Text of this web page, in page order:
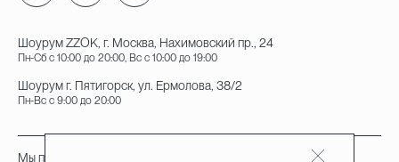
Шоурум ZZOK, г. Москва, Нахимовский пр., 24
Пн-Сб с 10:00 до 20:00, Вс с 10:00 до 19:00
Шоурум г. Пятигорск, ул. Ермолова, 38/2
Пн-Вс с 9:00 до 20:00
Мы принимаем к оплате: